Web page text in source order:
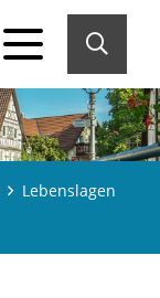
Lebenslagen